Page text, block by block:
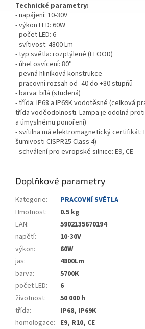
Technické parametry:
- napájení: 10-30V
- výkon LED: 60W
- počet LED: 6
- svítivost: 4800 Lm
- typ světla: rozptýlené (FLOOD)
- úhel osvícení: 80°
- pevná hliníková konstrukce
- pracovní rozsah od -40 do +80 stupňů
- barva: bílá (studená)
- třída: IP68 a IP69K vodotěsné (celková
třída voděodolnosti. Lampa je odolná
a úmyslnému ponoření)
- svítilna má elektromagnetický certifikát:
šumivosti CISPR25 Class 4)
- schválení pro evropské silnice: E9, CE
Doplňkové parametry
Kategorie:
PRACOVNÍ SVĚTLA
Hmotnost:
0.5 kg
EAN:
5902135670194
napětí:
10-30V
výkon:
60W
jas:
4800Lm
barva:
5700K
počet LED:
6
životnost:
50 000 h
třída:
IP68, IP69K
homologace: E9, R10, CE